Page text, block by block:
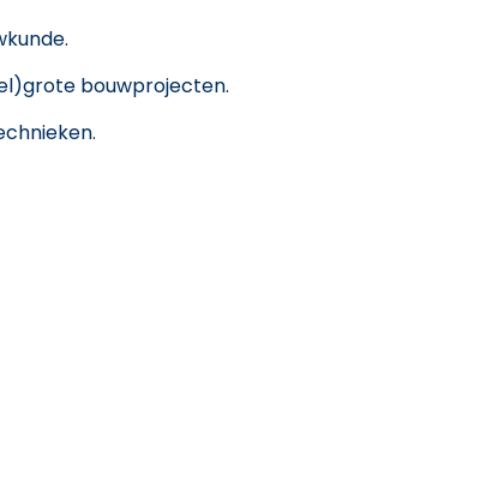
bouwprojecten.